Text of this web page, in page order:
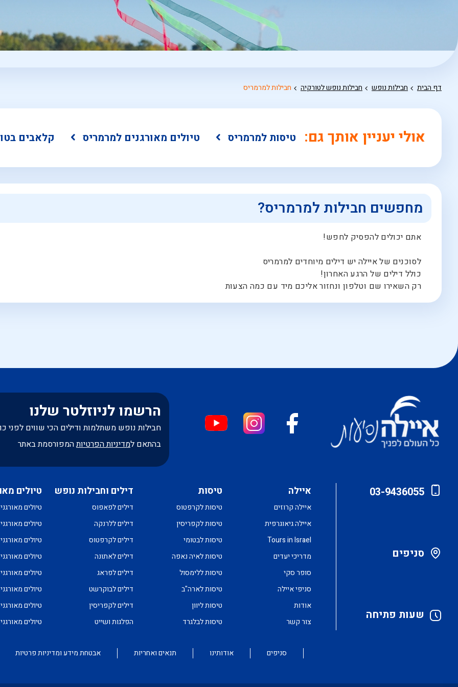
דף הבית חבילות נופש חבילות נופש לטורקיה חבילות למרמריס
אולי יעניין אותך גם: טיסות למרמריס טיולים מאורגנים למרמריס קלאבים
מחפשים חבילות למרמריס?
אתם יכולים להפסיק לחפש!
לסוכנים של איילה יש דילים מיוחדים למרמריס
כולל דילים של הרגע האחרון!
רק השאירו שם וטלפון ונחזור אליכם מיד עם כמה הצעות
הרשמו לניוזלטר שלנו
חבילות נופש משתלמות ודילים הכי שווים לפני
בהתאם למדיניות הפרטיותהמפורסמת באתר
03-9436055
סניפים
שעות פתיחה
איילה
איילה קרוזים
איילה גיאוגרפית
Tours in Israel
מדריכי יעדים
סופר סקי
סניפי איילה
אודות
צור קשר
טיסות
טיסות לקרפטוס
טיסות לקפריסין
טיסות לבטומי
טיסות לאיה נאפה
טיסות ללימסול
טיסות לארה"ב
טיסות ליוון
טיסות לבלגרד
דילים וחבילות נופש
דילים לפאפוס
דילים ללרנקה
דילים לקרפטוס
דילים לאתונה
דילים לפראג
דילים לבוקרשט
דילים לקפריסין
הפלגות ושייט
טיולים
טיולים
טיולים
טיולים
טיולים
טיולים
טיולים
טיולים
טיולים
סניפים אודותינו תנאים ואחריות אבטחת מידע ומדיניות פרטיות